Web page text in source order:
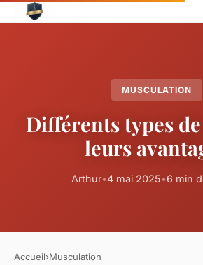
MUSCULATION
Différents types
leurs
Arthur•4 mai 2025•6 min
Accueil›Musculation